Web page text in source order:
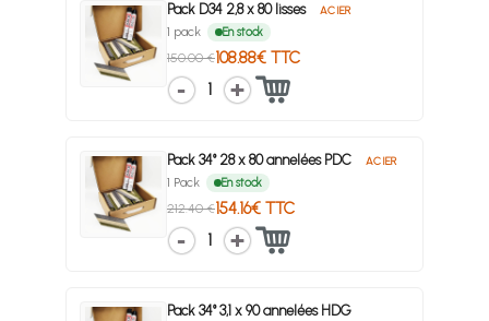
Pack D34 2,8 x 80 lisses ACIER
1 pack En stock
150.00 €108.88€ TTC
1
Pack 34° 28 x 80 annelées PDC ACIER
1 Pack En stock
212.40 €154.16€ TTC
1
Pack 34° 3,1 x 90 annelées HDG